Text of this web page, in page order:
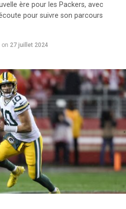
ère pour les Packers, avec
pour suivre son parcours
on 27 juillet 2024